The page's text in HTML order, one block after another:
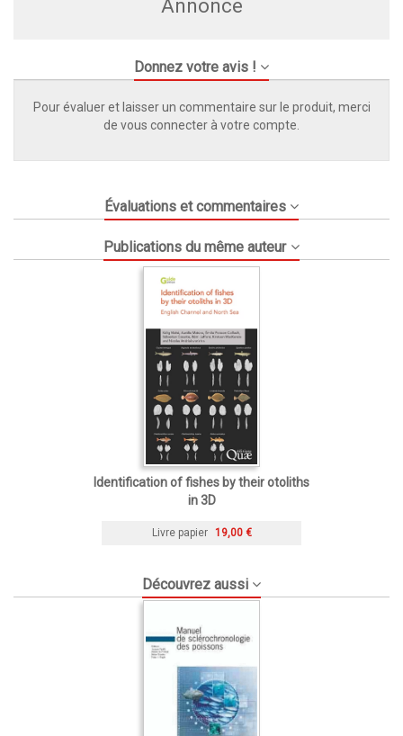
Annonce
Donnez votre avis !
Pour évaluer et laisser un commentaire sur le produit, merci
de vous connecter à votre compte.
Évaluations et commentaires
Publications du même auteur
Identification of fishes by their otoliths
in 3D
Livre papier 19,00 €
Découvrez aussi